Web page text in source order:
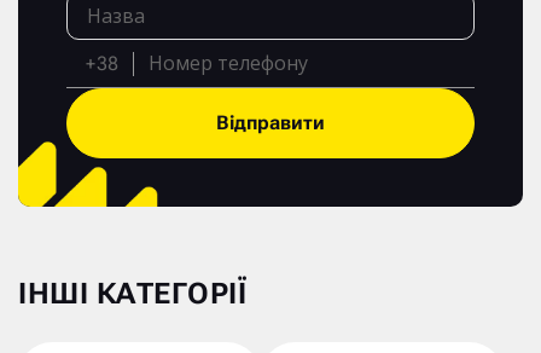
+38
Відправити
ІНШІ КАТЕГОРІЇ